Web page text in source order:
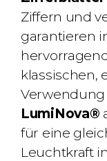
Ziffern und
garantieren
klassischen,
Verwendung
LumiNova®
für eine
Leuchtkraft